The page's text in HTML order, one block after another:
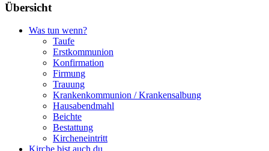
Übersicht
Was tun wenn?
Taufe
Erstkommunion
Konfirmation
Firmung
Trauung
Krankenkommunion / Krankensalbung
Hausabendmahl
Beichte
Bestattung
Kircheneintritt